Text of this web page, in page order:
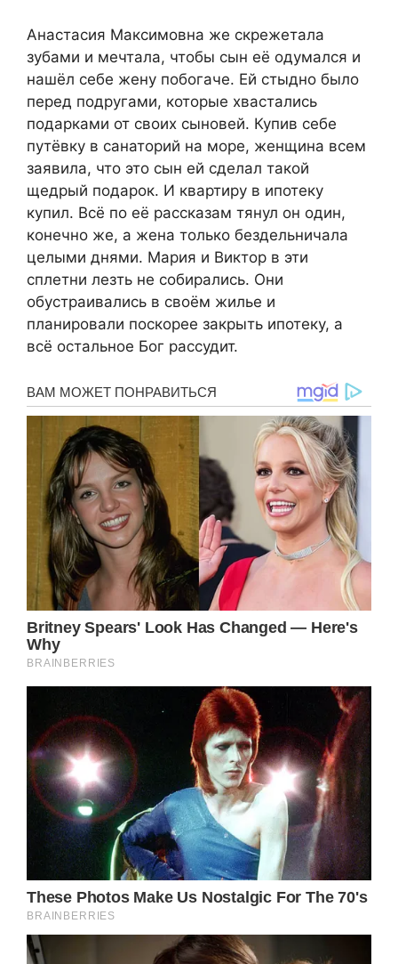
Анастасия Максимовна же скрежетала
зубами и мечтала, чтобы сын её одумался и
нашёл себе жену побогаче. Ей стыдно было
перед подругами, которые хвастались
подарками от своих сыновей. Купив себе
путёвку в санаторий на море, женщина всем
заявила, что это сын ей сделал такой
щедрый подарок. И квартиру в ипотеку
купил. Всё по её рассказам тянул он один,
конечно же, а жена только бездельничала
целыми днями. Мария и Виктор в эти
сплетни лезть не собирались. Они
обустраивались в своём жилье и
планировали поскорее закрыть ипотеку, а
всё остальное Бог рассудит.